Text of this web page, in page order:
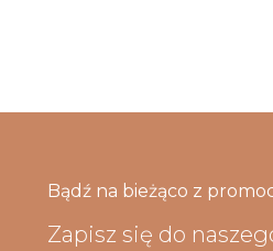
Bądź na bieżąco z
Zapisz się do